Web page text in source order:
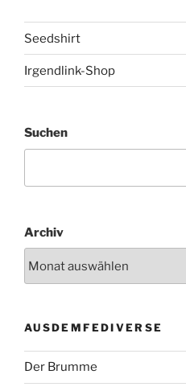
Seedshirt
Irgendlink-Shop
Suchen
Archiv
AUSDEMFEDIVERSE
Der Brumme